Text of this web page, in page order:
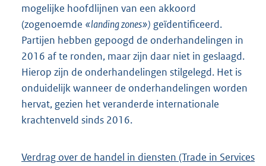
mogelijke hoofdlijnen van een akkoord
(zogenoemde «landing zones») geïdentificeerd.
Partijen hebben gepoogd de onderhandelingen in
2016 af te ronden, maar zijn daar niet in geslaagd.
Hierop zijn de onderhandelingen stilgelegd. Het is
onduidelijk wanneer de onderhandelingen worden
hervat, gezien het veranderde internationale
krachtenveld sinds 2016.
Verdrag over de handel in diensten (Trade in Services